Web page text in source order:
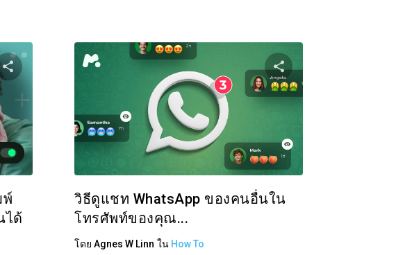
แบ่งปันบทความนี้
ทวิตเตอร์
ได้
แบ่งปันบทความ
ทวิตเตอร์
วิธีดูแชท WhatsApp ของคนอื่นใน
โทรศัพท์ของคุณ...
โดยAgnes W Linn ใน How To